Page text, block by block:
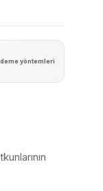
yöntemleri